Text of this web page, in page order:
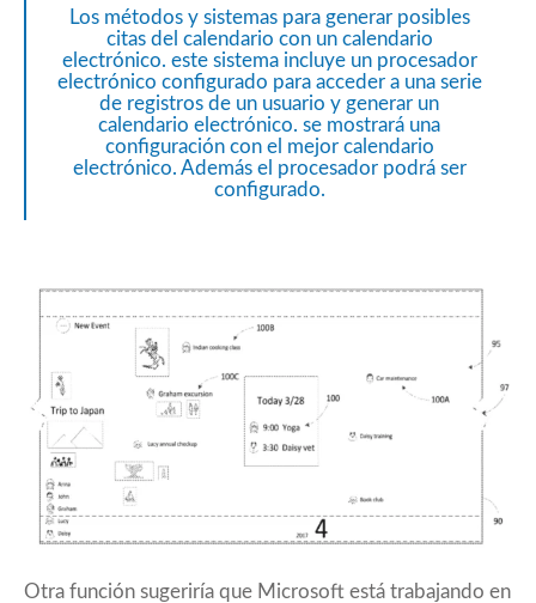
Los métodos y sistemas para generar posibles
citas del calendario con un calendario
electrónico. este sistema incluye un procesador
electrónico configurado para acceder a una serie
de registros de un usuario y generar un
calendario electrónico. se mostrará una
configuración con el mejor calendario
electrónico. Además el procesador podrá ser
configurado.
Otra función sugeriría que Microsoft está trabajando en